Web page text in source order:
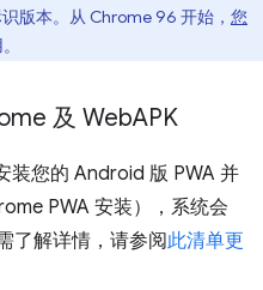
版本。从 Chrome 96 开始， 您
及 WebAPK
装您的 Android 版 PWA 并
PWA 安装），系统会
了解详情，请参阅此清单更